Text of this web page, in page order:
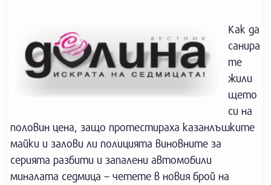
Как да
санира
те
жили
щето
си на
половин цена, защо протестираха казанлъшките
майки и залови ли полицията виновните за
серията разбити и запалени автомобили
миналата седмица – четете в новия брой на